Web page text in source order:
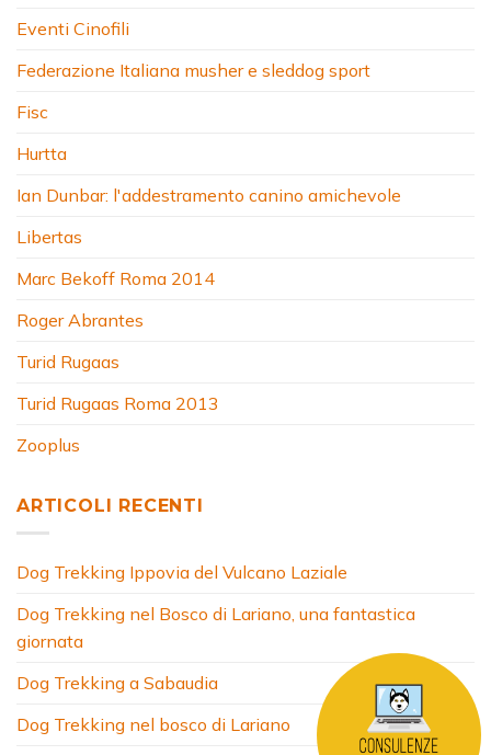
Eventi Cinofili
Federazione Italiana musher e sleddog sport
Fisc
Hurtta
Ian Dunbar: l'addestramento canino amichevole
Libertas
Marc Bekoff Roma 2014
Roger Abrantes
Turid Rugaas
Turid Rugaas Roma 2013
Zooplus
ARTICOLI RECENTI
Dog Trekking Ippovia del Vulcano Laziale
Dog Trekking nel Bosco di Lariano, una fantastica
giornata
Dog Trekking a Sabaudia
Dog Trekking nel bosco di Lariano